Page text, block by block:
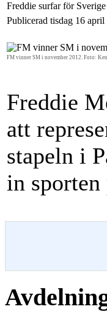
Freddie surfar för
Publicerad tisdag 16
FM vinner SM i november 2012. Foto:
Freddie
att
stapeln i
in